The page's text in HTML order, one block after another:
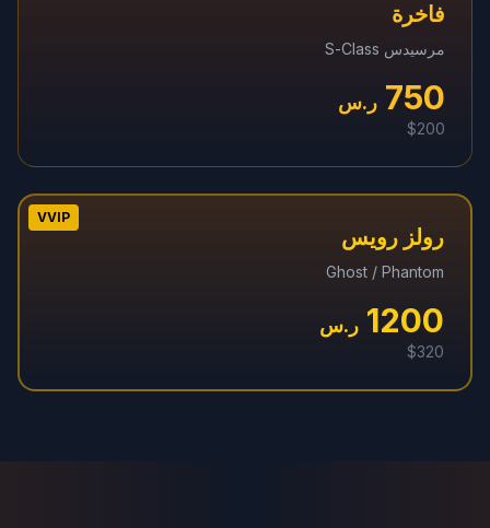
فاخرة
مرسيدس S-Class
750 ر.س
$200
VVIP
رولز رويس
Ghost / Phantom
1200 ر.س
$320